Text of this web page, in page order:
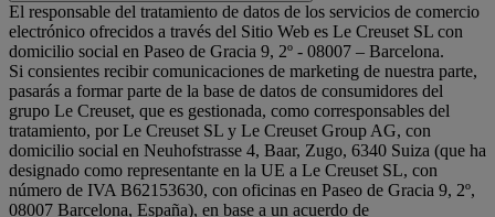
El responsable del tratamiento de datos de los servicios de comercio
electrónico ofrecidos a través del Sitio Web es Le Creuset SL con
domicilio social en Paseo de Gracia 9, 2º - 08007 – Barcelona.
Si consientes recibir comunicaciones de marketing de nuestra parte,
pasarás a formar parte de la base de datos de consumidores del
grupo Le Creuset, que es gestionada, como corresponsables del
tratamiento, por Le Creuset SL y Le Creuset Group AG, con
domicilio social en Neuhofstrasse 4, Baar, Zugo, 6340 Suiza (que ha
designado como representante en la UE a Le Creuset SL, con
número de IVA B62153630, con oficinas en Paseo de Gracia 9, 2º,
08007 Barcelona, España), en base a un acuerdo de